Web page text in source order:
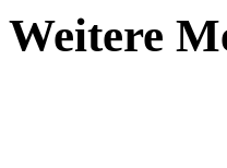
Weitere